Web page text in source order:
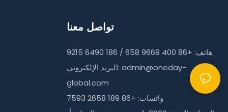
تواصل معنا
هاتف: +86 400 9669 658 / 186 6490 9215
البريد الإلكتروني:admin@oneday-
global.com
واتساب: +86 189 2658 7593